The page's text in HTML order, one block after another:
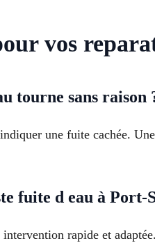
vos
tourne sans raison
une fuite cachée.
fuite d eau à Port-
rapide et